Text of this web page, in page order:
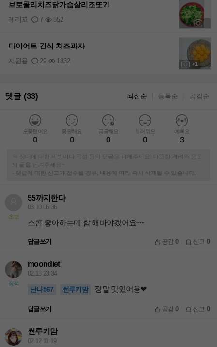
브로콜리치즈닭가슴살리조또?!
7 852
레리꼬
+1
다이어트 간식 치즈과자
29 1832
지원용
댓글 (33) 최신순 등록순 공감순
도움됐어요
0
응원해요
0
궁금해요
0
부러워요
0
예뻐요
3
※ 상대에 대한 비방이나 욕설 등의 댓글은 피해주세요! 따뜻한 격려와 응원
의 글을 남겨주세요~
-
댓글에 대한 신고가 접수될 경우, 내용에 따라 즉시 삭제될 수 있습니다.
초보
55까지한다
03.10 06:36
스콘 좋아하는데 함 해바야겠어요~~
답글쓰기 공감0 신고 0
정석
moondiet
02.13 23:34
난나567 썬루키맘 정말 맛있어용❤
답글쓰기 공감0 신고 0
썬루키맘
02.12 11:19